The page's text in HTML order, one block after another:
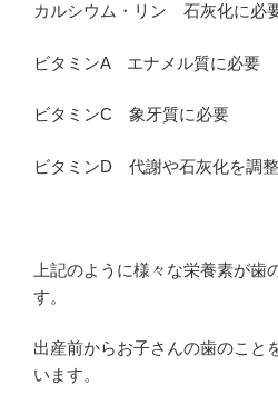
カルシウム・リン 石灰化に必
ビタミンA エナメル質に必要
ビタミンC 象牙質に必要
ビタミンD 代謝や石灰化を調整
上記のように様々な栄養素が歯
す。
出産前からお子さんの歯のこと
います。